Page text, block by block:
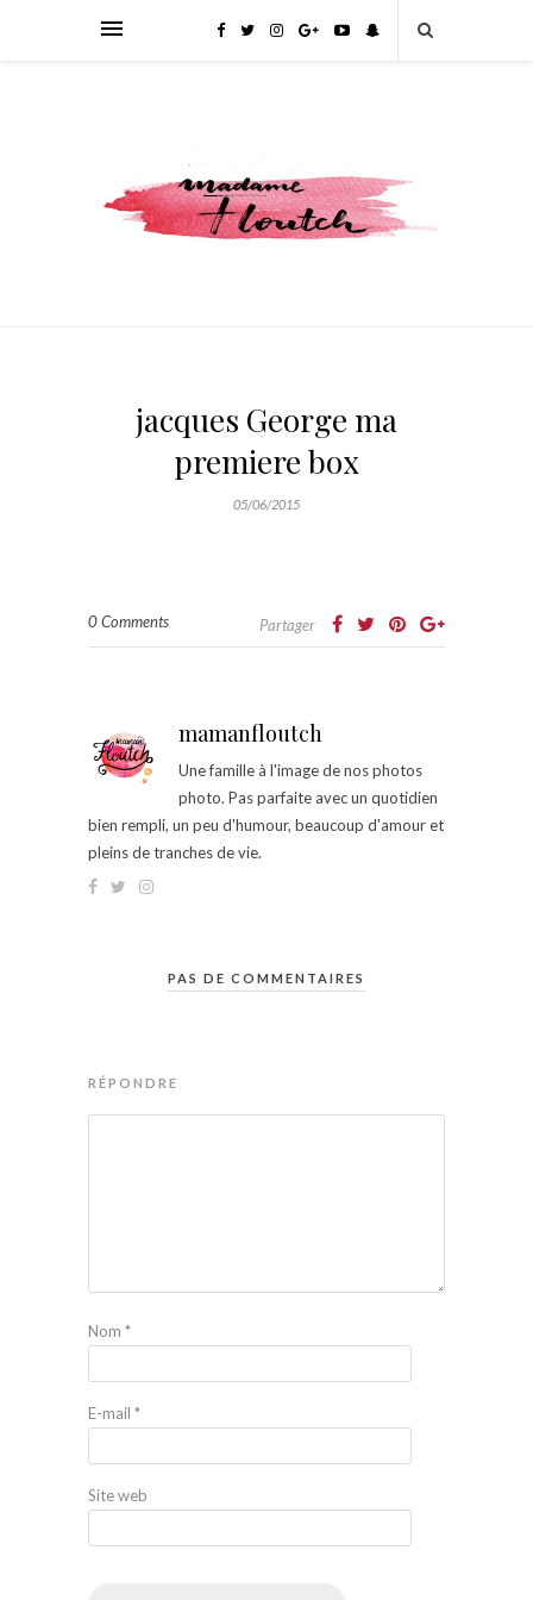
jacques George ma
premiere box
05/06/2015
0 Comments Partager
mamanfloutch
Une famille à l'image de nos photos
photo. Pas parfaite avec un quotidien
bien rempli, un peu d'humour, beaucoup d'amour et
pleins de tranches de vie.
PAS DE COMMENTAIRES
RÉPONDRE
Nom *
E-mail *
Site web